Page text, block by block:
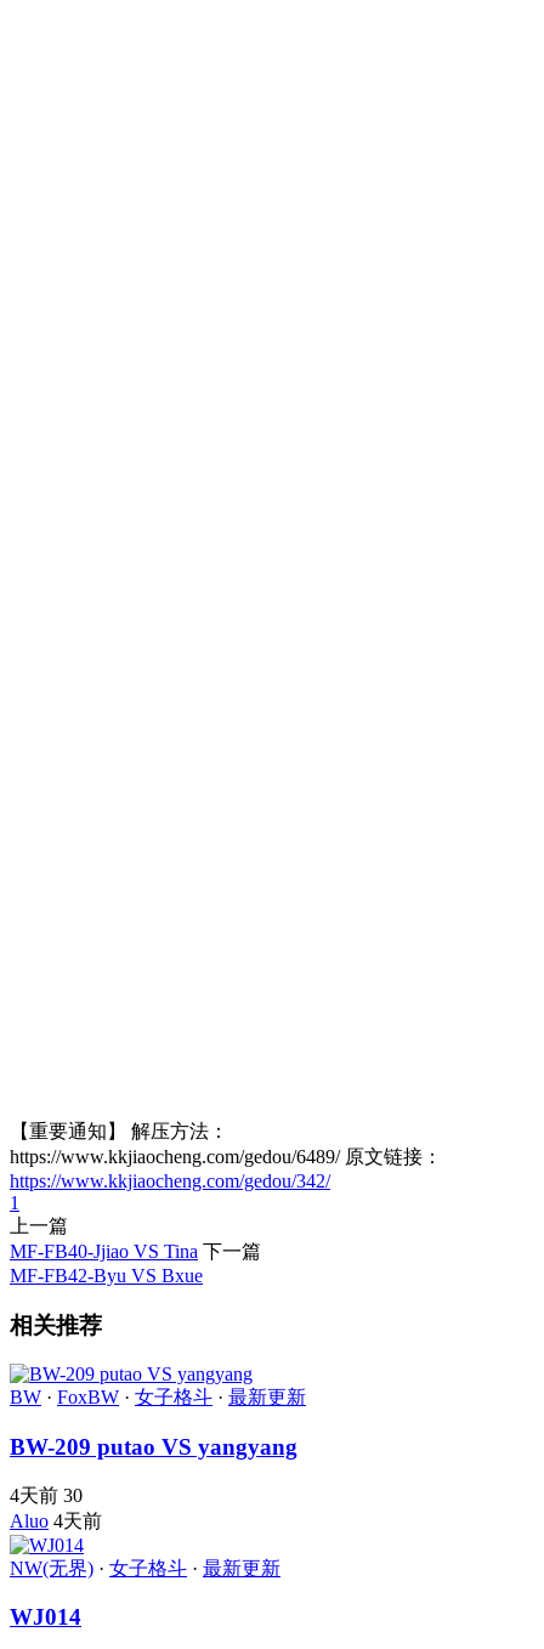
【重要通知】 解压方法：
https://www.kkjiaocheng.com/gedou/6489/ 原文链接：
https://www.kkjiaocheng.com/gedou/342/
1
上一篇
MF-FB40-Jjiao VS Tina 下一篇
MF-FB42-Byu VS Bxue
相关推荐
BW · FoxBW · 女子格斗 · 最新更新
BW-209 putao VS yangyang
4天前 30
Aluo 4天前
NW(无界) · 女子格斗 · 最新更新
WJ014